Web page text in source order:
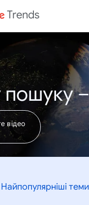
Trends
пошуку
відео
Найпопулярніші